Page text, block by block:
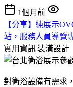
1個月前
【分享】純展示
站，服務人員導覽
實用資訊 裝潢設計
對衛浴設備有需求